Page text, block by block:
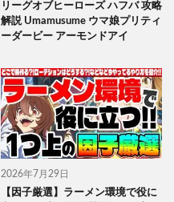
リーグオブヒーローズ ハフバ 攻略
解説 Umamusume ウマ娘プリティ
ーダービー アーモンドアイ
2026年7月29日
【因子厳選】ラーメン環境で役に